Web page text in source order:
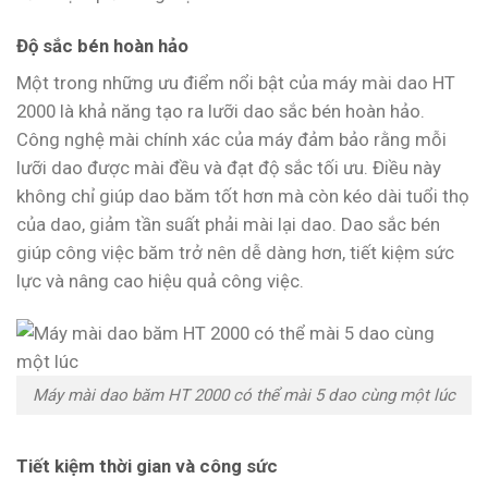
Độ sắc bén hoàn hảo
Một trong những ưu điểm nổi bật của máy mài dao HT
2000 là khả năng tạo ra lưỡi dao sắc bén hoàn hảo.
Công nghệ mài chính xác của máy đảm bảo rằng mỗi
lưỡi dao được mài đều và đạt độ sắc tối ưu. Điều này
không chỉ giúp dao băm tốt hơn mà còn kéo dài tuổi thọ
của dao, giảm tần suất phải mài lại dao. Dao sắc bén
giúp công việc băm trở nên dễ dàng hơn, tiết kiệm sức
lực và nâng cao hiệu quả công việc.
Máy mài dao băm HT 2000 có thể mài 5 dao cùng một lúc
Tiết kiệm thời gian và công sức